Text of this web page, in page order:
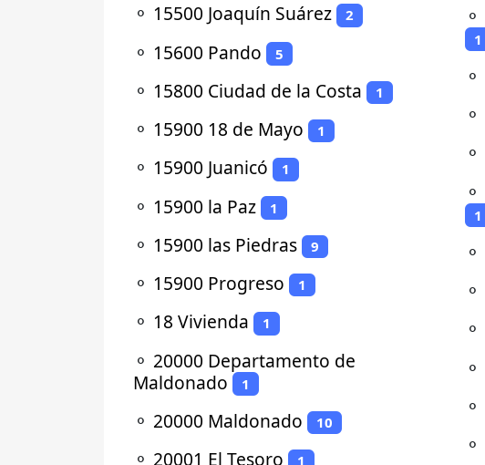
⚬ 15500 Joaquín Suárez 2
⚬ 15600 Pando 5
⚬ 15800 Ciudad de la Costa 1
⚬ 15900 18 de Mayo 1
⚬ 15900 Juanicó 1
⚬ 15900 la Paz 1
⚬ 15900 las Piedras 9
⚬ 15900 Progreso 1
⚬ 18 Vivienda 1
⚬ 20000 Departamento de
Maldonado
1
⚬ 20000 Maldonado 10
⚬ 20001 El Tesoro 1
⚬
1
⚬
⚬
⚬
⚬
1
⚬
⚬
⚬
⚬
⚬
⚬